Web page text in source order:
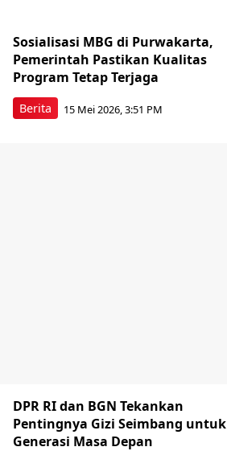
Berita
Sosialisasi MBG di Purwakarta,
Pemerintah Pastikan Kualitas
Program Tetap Terjaga
15 Mei 2026, 3:51 PM
DPR RI dan BGN Tekankan
Pentingnya Gizi Seimbang untuk
Generasi Masa Depan